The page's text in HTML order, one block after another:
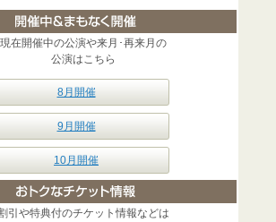
現在開催中の公演や来月･再来月の
公演はこちら
8月開催
9月開催
10月開催
引や特典付のチケット情報などは